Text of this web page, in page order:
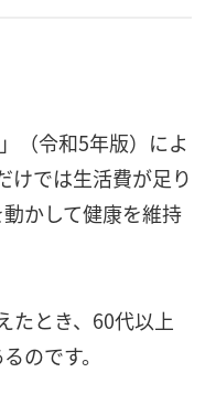
（令和5年版）によ
けでは生活費が足り
かして健康を維持
たとき、60代以上
のです。